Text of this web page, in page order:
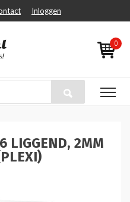
Inloggen
0
LIGGEND, 2MM